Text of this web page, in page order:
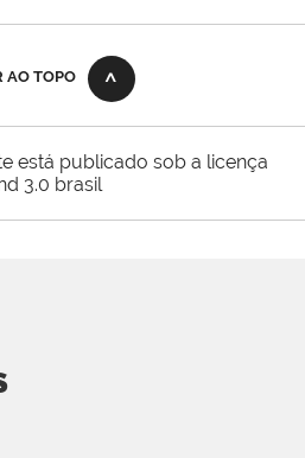
AO TOPO
está publicado sob a licença
3.0 brasil